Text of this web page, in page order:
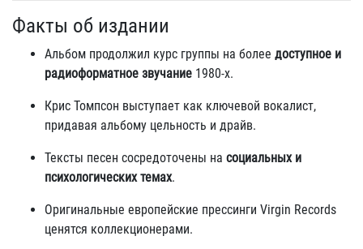
Факты об издании
Альбом продолжил курс группы на более доступное и
радиоформатное звучание 1980-х.
Крис Томпсон выступает как ключевой вокалист,
придавая альбому цельность и драйв.
Тексты песен сосредоточены на социальных и
психологических темах.
Оригинальные европейские прессинги Virgin Records
ценятся коллекционерами.